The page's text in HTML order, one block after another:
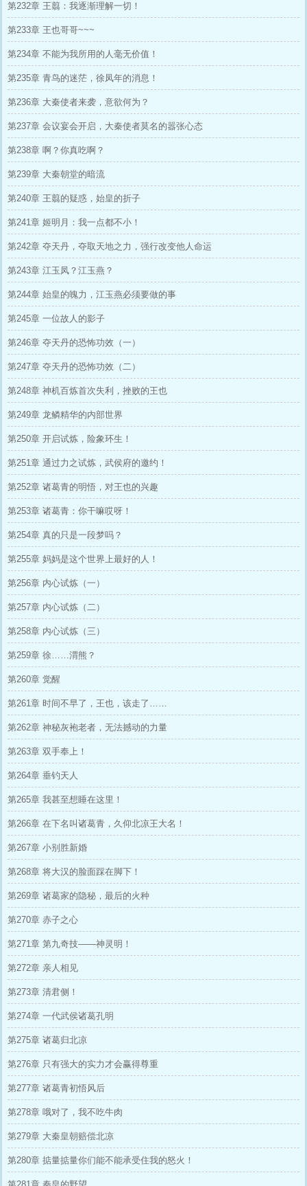
第232章 王翦：我逐渐理解一切！
第233章 王也哥哥~~~
第234章 不能为我所用的人毫无价值！
第235章 青鸟的迷茫，徐凤年的消息！
第236章 大秦使者来袭，意欲何为？
第237章 会议宴会开启，大秦使者莫名的嚣张心态
第238章 啊？你真吃啊？
第239章 大秦朝堂的暗流
第240章 王翦的疑惑，始皇的折子
第241章 姬明月：我一点都不小！
第242章 夺天丹，夺取天地之力，强行改变他人命运
第243章 江玉凤？江玉燕？
第244章 始皇的魄力，江玉燕必须要做的事
第245章 一位故人的影子
第246章 夺天丹的恐怖功效（一）
第247章 夺天丹的恐怖功效（二）
第248章 神机百炼首次失利，挫败的王也
第249章 龙鳞精华的内部世界
第250章 开启试炼，险象环生！
第251章 通过力之试炼，武侯府的邀约！
第252章 诸葛青的明悟，对王也的兴趣
第253章 诸葛青：你干嘛哎呀！
第254章 真的只是一段梦吗？
第255章 妈妈是这个世界上最好的人！
第256章 内心试炼（一）
第257章 内心试炼（二）
第258章 内心试炼（三）
第259章 徐……渭熊？
第260章 觉醒
第261章 时间不早了，王也，该走了……
第262章 神秘灰袍老者，无法撼动的力量
第263章 双手奉上！
第264章 垂钓天人
第265章 我甚至想睡在这里！
第266章 在下名叫诸葛青，久仰北凉王大名！
第267章 小别胜新婚
第268章 将大汉的脸面踩在脚下！
第269章 诸葛家的隐秘，最后的火种
第270章 赤子之心
第271章 第九奇技——神灵明！
第272章 亲人相见
第273章 清君侧！
第274章 一代武侯诸葛孔明
第275章 诸葛归北凉
第276章 只有强大的实力才会赢得尊重
第277章 诸葛青初悟风后
第278章 哦对了，我不吃牛肉
第279章 大秦皇朝赔偿北凉
第280章 掂量掂量你们能不能承受住我的怒火！